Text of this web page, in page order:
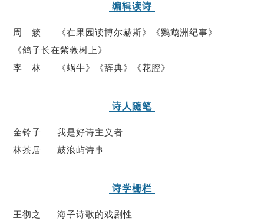
编辑读诗
周 簌 《在果园读博尔赫斯》《鹦鹉洲纪事》
《鸽子长在紫薇树上》
李 林 《蜗牛》《辞典》《花腔》
诗人随笔
金铃子 我是好诗主义者
林茶居 鼓浪屿诗事
诗学栅栏
王彻之 海子诗歌的戏剧性